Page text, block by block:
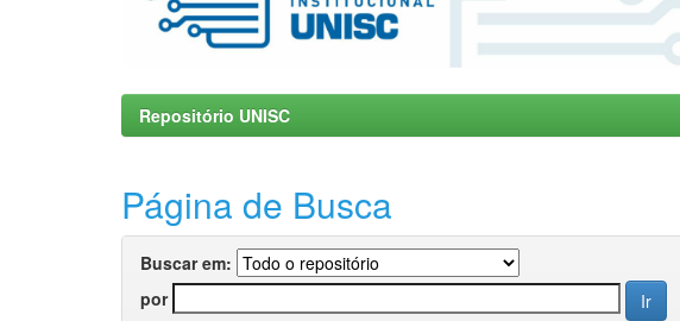
Repositório UNISC
Página de Busca
Buscar em:
por